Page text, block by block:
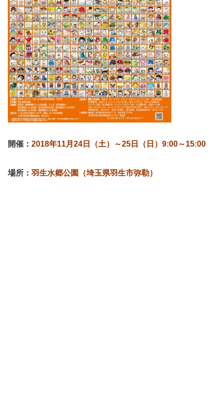
開催： 2018年11月24日（土）～25日（日）9:00～15:00
場所： 羽生水郷公園（埼玉県羽生市弥勒）